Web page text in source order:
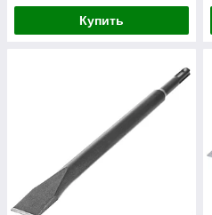
Купить